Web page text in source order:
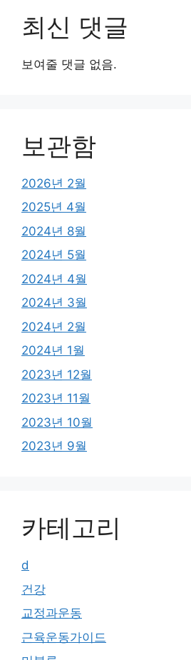
최신 댓글
보여줄 댓글 없음.
보관함
2026년 2월
2025년 4월
2024년 8월
2024년 5월
2024년 4월
2024년 3월
2024년 2월
2024년 1월
2023년 12월
2023년 11월
2023년 10월
2023년 9월
카테고리
d
건강
교정과운동
근육운동가이드